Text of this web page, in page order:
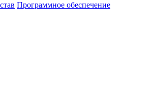
Программное обеспечение